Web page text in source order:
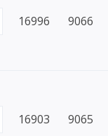
16996 9066
16903 9065